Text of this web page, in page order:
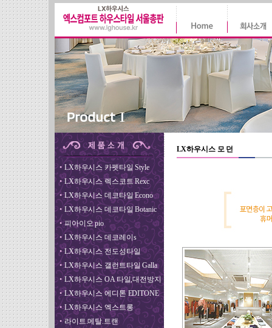
• LX하우시스 카펫타일 Style
• LX하우시스 렉스코트 Rexc
• LX하우시스 데코타일 Econo
• LX하우시스 데코타일 Botanic
• 피아이오 pio
• LX하우시스 데코레이s
• LX하우시스 전도성타일
• LX하우시스 갤런트타일 Galla
• LX하우시스 OA 타일,대전방지
• LX하우시스 에디톤 EDITONE
• LX하우시스 엑스트롱
• 라이트.메탈.트랜
LX하우시스 모 던